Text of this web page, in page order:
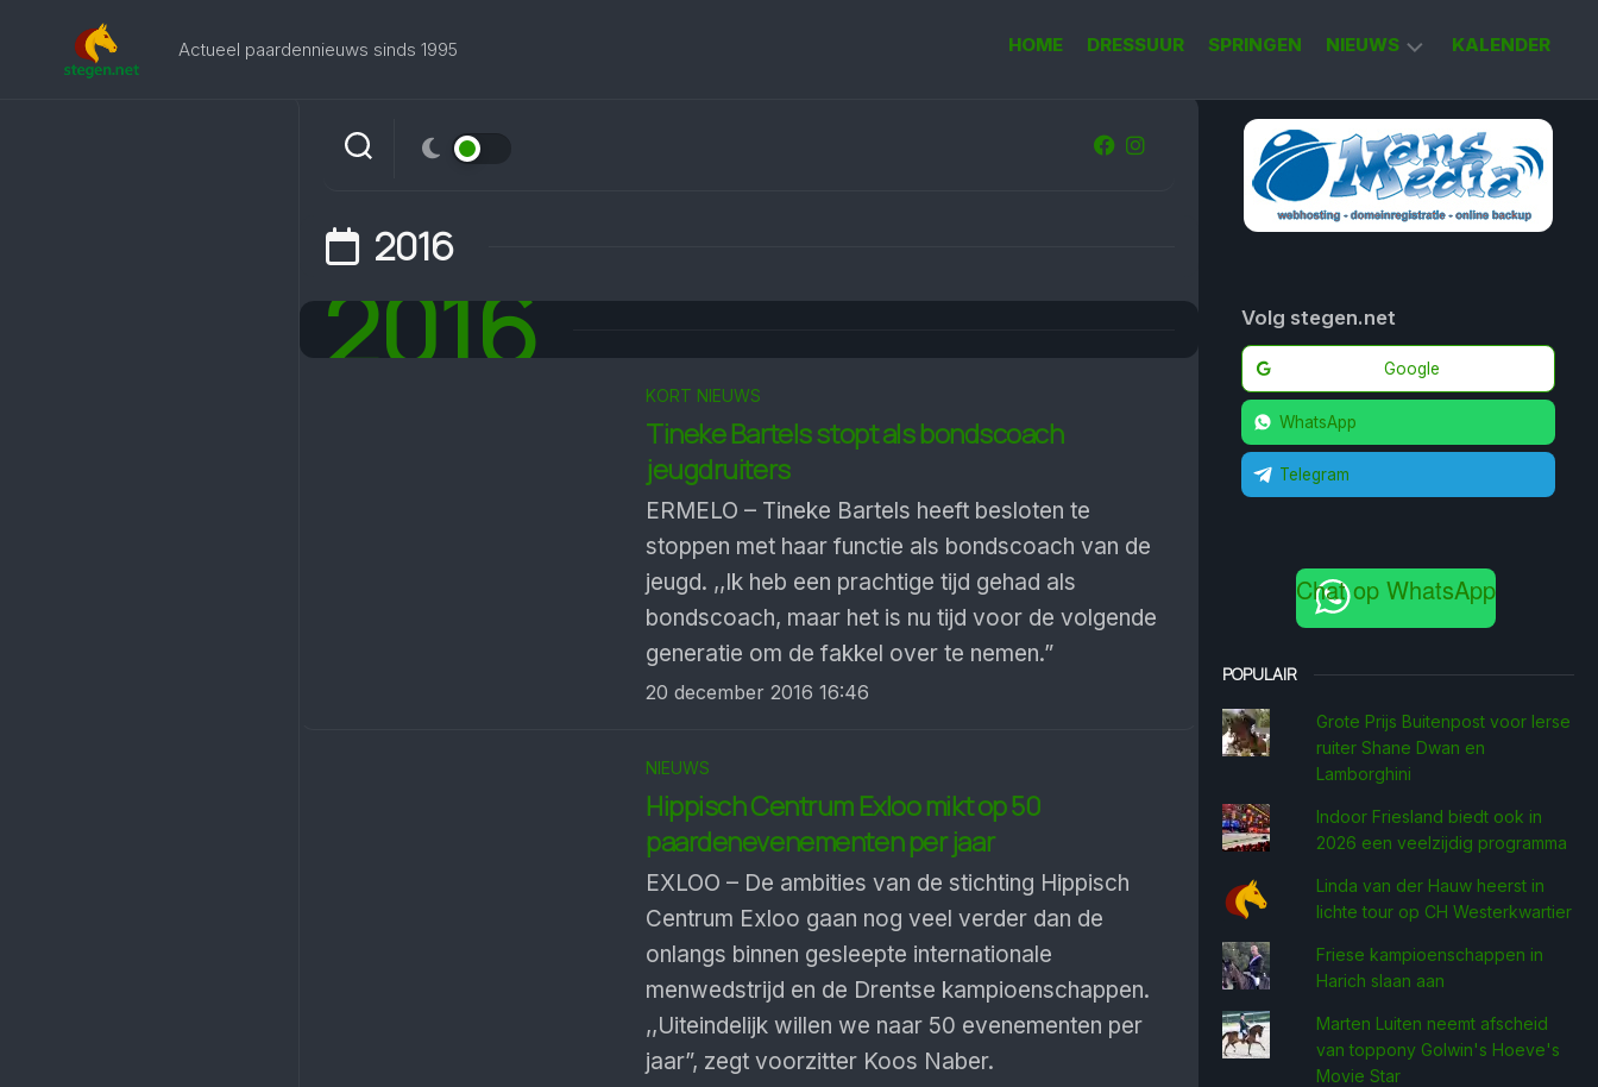
Actueel paardennieuws sinds 1995 HOME DRESSUUR SPRINGEN NIEUWS
KORT
NIEUWS
KALENDER
2016
2016 KORT NIEUWS
Tineke Bartels stopt als bondscoach
jeugdruiters
ERMELO – Tineke Bartels heeft besloten te
stoppen met haar functie als bondscoach van de
jeugd. ,,Ik heb een prachtige tijd gehad als
bondscoach, maar het is nu tijd voor de volgende
generatie om de fakkel over te nemen.”
20 december 2016 16:46
NIEUWS
Hippisch Centrum Exloo mikt op 50
paardenevenementen per jaar
EXLOO – De ambities van de stichting Hippisch
Centrum Exloo gaan nog veel verder dan de
onlangs binnen gesleepte internationale
menwedstrijd en de Drentse kampioenschappen.
,,Uiteindelijk willen we naar 50 evenementen per
jaar”, zegt voorzitter Koos Naber.
Volg stegen.net
Google
WhatsApp
Telegram
Chat op WhatsApp
POPULAIR
Grote Prijs Buitenpost voor Ierse
ruiter Shane Dwan en
Lamborghini
Indoor Friesland biedt ook in
2026 een veelzijdig programma
Linda van der Hauw heerst in
lichte tour op CH Westerkwartier
Friese kampioenschappen in
Harich slaan aan
Marten Luiten neemt afscheid
van toppony Golwin's Hoeve's
Movie Star